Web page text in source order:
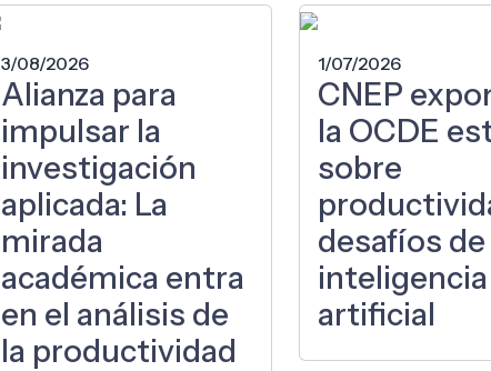
3/08/2026
Alianza para
impulsar la
investigación
aplicada: La
mirada
académica entra
en el análisis de
la productividad
1/07/2026
CNEP
la OCDE
sobre
desafíos de
inteligencia
artificial